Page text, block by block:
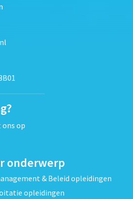
ons op
onderwerp
& Beleid opleidingen
opleidingen